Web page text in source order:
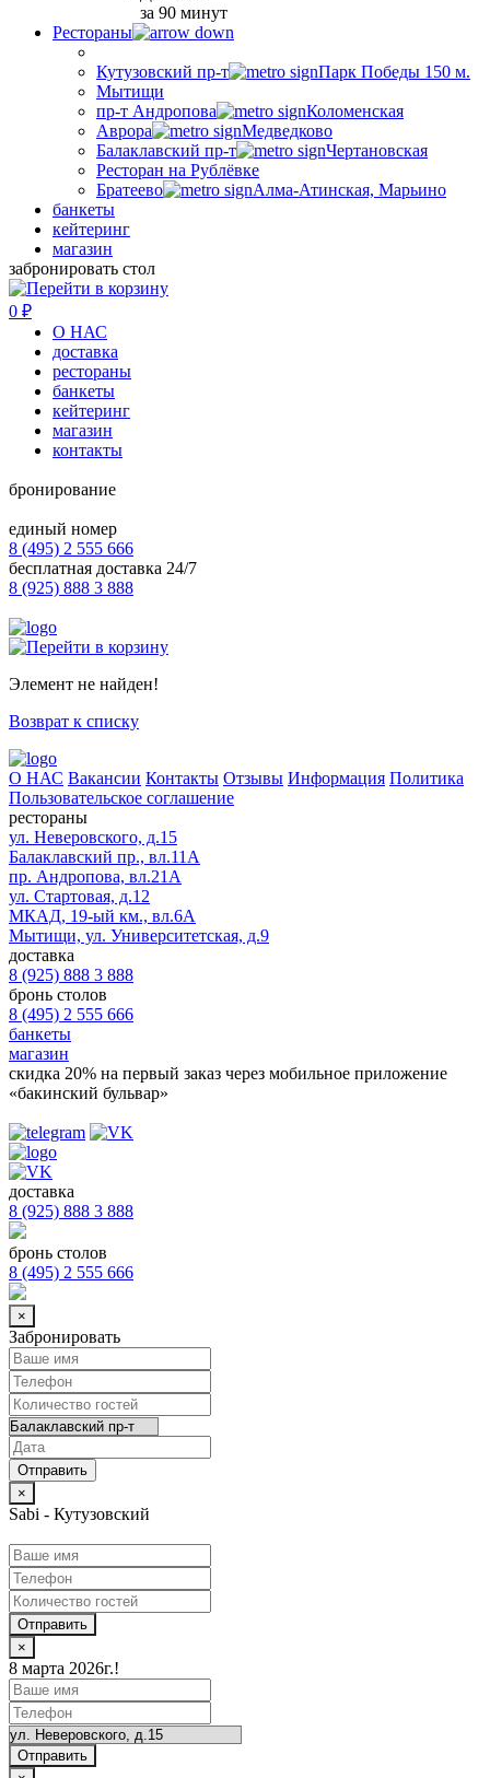
за 90 минут
Рестораны
Кутузовский пр-т
Парк Победы 150 м.
Мытищи
пр-т Андропова
Коломенская
Аврора
Медведково
Балаклавский пр-т
Чертановская
Ресторан на Рублёвке
Братеево
Алма-Атинская, Марьино
банкеты
кейтеринг
магазин
забронировать стол
0 ₽
О НАС
доставка
рестораны
банкеты
кейтеринг
магазин
контакты
бронирование
единый номер
8 (495) 2 555 666
бесплатная доставка 24/7
8 (925) 888 3 888
Элемент не найден!
Возврат к списку
О НАС Вакансии Контакты Отзывы Информация Политика
Пользовательское соглашение
рестораны
ул. Неверовского, д.15
Балаклавский пр., вл.11А
пр. Андропова, вл.21А
ул. Стартовая, д.12
МКАД, 19-ый км., вл.6А
Мытищи, ул. Университетская, д.9
доставка
8 (925) 888 3 888
бронь столов
8 (495) 2 555 666
банкеты
магазин
скидка 20% на первый заказ через мобильное приложение
«бакинский бульвар»
доставка
8 (925) 888 3 888
бронь столов
8 (495) 2 555 666
×
Забронировать
×
Sabi - Кутузовский
Отправить
×
8 марта 2026г.!
Отправить